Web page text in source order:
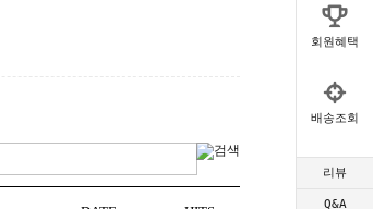
회원혜택
배송조회
리뷰
Q&A